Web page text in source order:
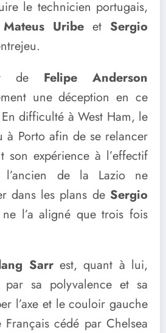
le technicien portugais,
Mateus Uribe et Sergio
de Felipe Anderson
une déception en ce
difficulté à West Ham, le
à Porto afin de se relancer
son expérience à l’effectif
l’ancien de la Lazio ne
dans les plans de Sergio
l’a aligné que trois fois
Sarrest, quant à lui,
sa polyvalence et sa
l’axe et le couloir gauche
cédé par Chelsea